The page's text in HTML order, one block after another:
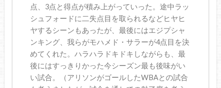
点、3点と得点が積み上がっていった。途中ラッ
シュフォードに二失点目を取られるなどヒヤヒ
ヤするシーンもあったが、最後にはエジプシャ
ンキング、我らがモハメド・サラーが4点目を決
めてくれた。ハラハラドキドキしながらも、最
後にはすっきりかった今シーズン最も後味がい
い試合。（アリソンがゴールしたWBAとの試合